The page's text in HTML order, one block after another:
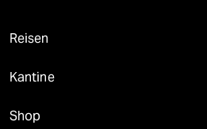
Reisen
Kantine
Shop